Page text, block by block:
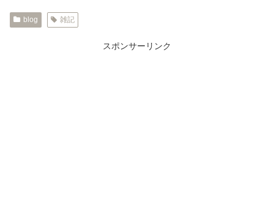
blog 雑記
スポンサーリンク